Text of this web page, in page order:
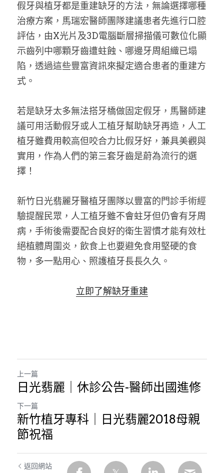
假牙與植牙都是重建缺牙的方法，無論選擇哪種
治療方案，馬瑞宏醫師團隊建議患者先進行口腔
評估，由X光片及3D電腦斷層掃描儀可數位化顯
示齒列中哪顆牙齒遭蛀蝕、哪邊牙周組織已塌
陷，透過這些豐富資訊來擬定適合患者的重建方
式。
若是缺牙太多無法搭牙橋做固定假牙，馬醫師建
議可用活動假牙或人工植牙幫助缺牙再造，人工
植牙雖費用較高但咬合力比假牙好，兼具美觀與
實用，作為人們的第三套牙齒是蔚為流行的選
擇！
新竹日光翡麗牙醫植牙團隊以豐富的門診手術經
驗提醒民眾，人工植牙雖不會蛀牙但仍會有牙周
病，手術後需要配合良好的衛生習慣才能有效杜
絕植體周圍炎，飲食上也要避免食用堅硬的食
物，多一點用心、照護植牙長長久久。
立即了解缺牙重建
上一篇
日光翡麗｜休診公告-醫師出國進修
下一篇
新竹植牙專科｜日光翡麗2018母親
節祝福
返回網站